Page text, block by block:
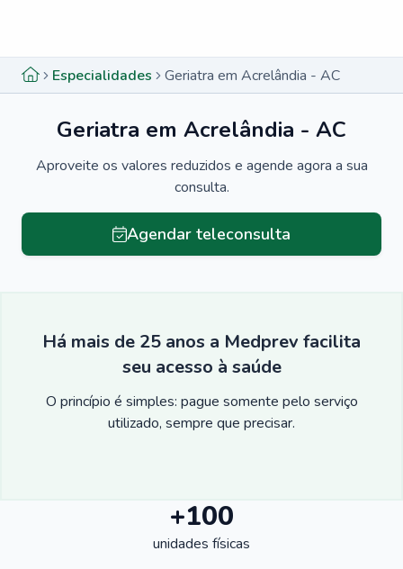
Especialidades Geriatra em Acrelândia - AC
Geriatra em Acrelândia - AC
Aproveite os valores reduzidos e agende agora a sua
consulta.
Agendar teleconsulta
Há mais de 25 anos a Medprev facilita
seu acesso à saúde
O princípio é simples: pague somente pelo serviço
utilizado, sempre que precisar.
+100
unidades físicas